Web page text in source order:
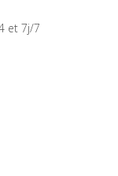
et 7j/7